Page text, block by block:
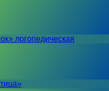
логопедическая